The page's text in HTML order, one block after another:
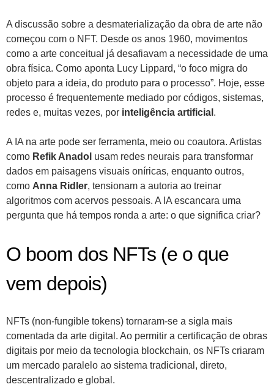
A discussão sobre a desmaterialização da obra de arte não
começou com o NFT. Desde os anos 1960, movimentos
como a arte conceitual já desafiavam a necessidade de uma
obra física. Como aponta Lucy Lippard, “o foco migra do
objeto para a ideia, do produto para o processo”. Hoje, esse
processo é frequentemente mediado por códigos, sistemas,
redes e, muitas vezes, por inteligência artificial .
A IA na arte pode ser ferramenta, meio ou coautora. Artistas
como Refik Anadol usam redes neurais para transformar
dados em paisagens visuais oníricas, enquanto outros,
como Anna Ridler, tensionam a autoria ao treinar
algoritmos com acervos pessoais. A IA escancara uma
pergunta que há tempos ronda a arte: o que significa criar?
O boom dos NFTs (e o que
vem depois)
NFTs (non-fungible tokens) tornaram-se a sigla mais
comentada da arte digital. Ao permitir a certificação de obras
digitais por meio da tecnologia blockchain, os NFTs criaram
um mercado paralelo ao sistema tradicional, direto,
descentralizado e global.